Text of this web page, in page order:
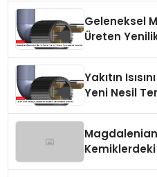
Geleneksel
Üreten
Yakıtın
Yeni Nesil
Kemiklerdeki